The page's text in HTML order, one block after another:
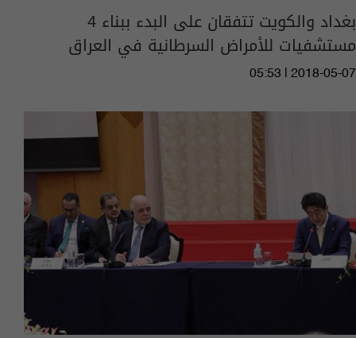
بغداد والكويت تتفقان على البدء ببناء 4
مستشفيات للأمراض السرطانية في العراق
05:53 | 2018-05-07